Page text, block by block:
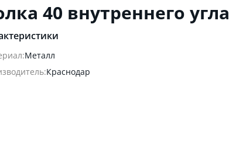
40 внутреннего угла
Металл
Краснодар